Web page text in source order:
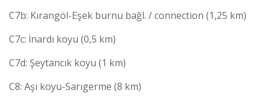
C7b: Kırangöl-Eşek burnu bağl. / connection (1,25 km)
C7c: İnardı koyu (0,5 km)
C7d: Şeytancık koyu (1 km)
C8: Aşı koyu-Sarıgerme (8 km)